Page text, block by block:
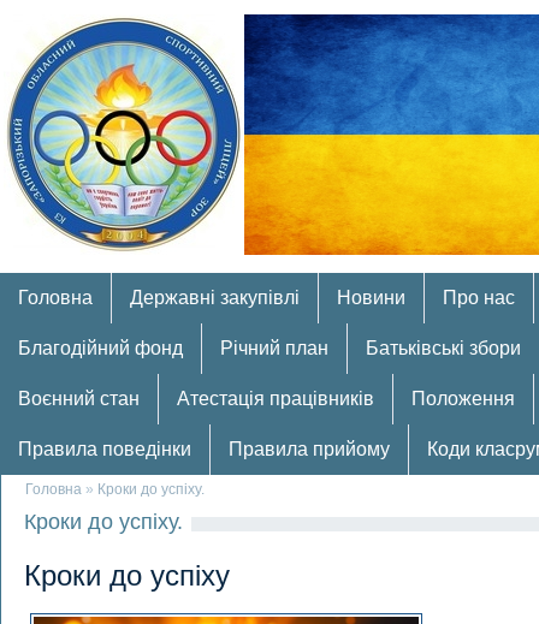
Головна Державні закупівлі Новини Про нас
Благодійний фонд Річний план Батьківські збори
Воєнний стан Атестація працівників Положення
Правила поведінки Правила прийому Коди
Головна » Кроки до успіху.
Кроки до успіху.
Кроки до успіху